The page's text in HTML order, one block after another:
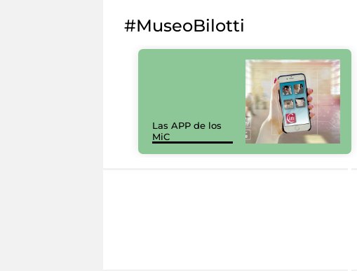
#MuseoBilotti
Las APP de los
MiC